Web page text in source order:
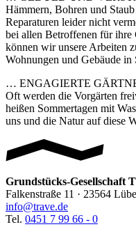
Hämmern, Bohren und
Reparaturen leider nicht
bei allen Betroffenen für ihre
können wir unsere Arbeiten
Wohnungen und Gebäude in
… ENGAGIERTE
Oft werden die Vorgärten
heißen Sommertagen mit
uns und die Natur auf diese
Grundstücks-Gesellschaft
Falkenstraße 11 · 23564
info@trave.de
Tel. 0451 7 99 66 - 0